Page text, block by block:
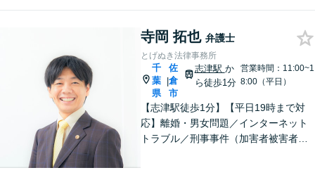
寺岡 拓也 弁護士
とげぬき法律事務所
千
葉
県
|
佐
倉
市
志津駅 か
ら徒歩1分
営業時間：11:00~1
8:00（平日）
【志津駅徒歩1分】【平日19時まで対
応】離婚・男女問題／インターネット
トラブル／刑事事件（加害者被害者含